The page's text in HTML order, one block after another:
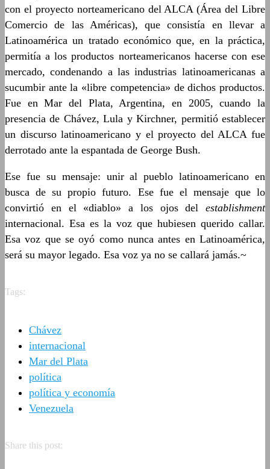
con el proyecto norteamericano del ALCA (Área del Libre
Comercio de las Américas), que consistía en llevar a
Latinoamérica un tratado económico que, en la práctica,
permitía a los productos norteamericanos hacerse con ese
mercado, condenando a las industrias latinoamericanas a
sucumbir ante la «libre competencia» de dichos productos.
Fue en Mar del Plata, Argentina, en 2005, cuando la
presencia de Chávez, Lula y Kirchner, permitió establecer
un discurso latinoamericano y el proyecto del ALCA fue
derrotado ante la espantada de George Bush.
Ese fue su mensaje: unir al pueblo latinoamericano en
busca de su propio futuro. Ese fue el mensaje que lo
convirtió en el «diablo» a los ojos del establishment
internacional. Esa es la voz que hubiesen querido callar.
Esa voz que se oyó como nunca antes en Latinoamérica,
será su mayor legado. Esa voz ya no se callará jamás.~
Tags:
Chávez
internacional
Mar del Plata
política
política y economía
Venezuela
Share this post: